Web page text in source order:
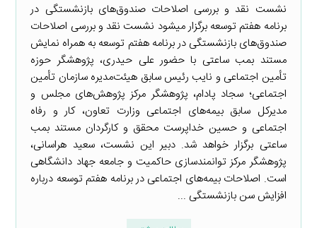
نشست نقد و بررسی اصلاحات صندوق‌های بازنشستگی در
برنامه هفتم توسعه برگزار میشود نشست نقد و بررسی اصلاحات
صندوق‌های بازنشستگی در برنامه هفتم توسعه به همراه نمایش
مستند بمب ساعتی با حضور علی حیدری، پژوهشگر حوزه
تأمین اجتماعی و نایب رئیس سابق هیئت‌مدیره سازمان تأمین
اجتماعی؛ سجاد پادام، پژوهشگر مرکز پژوهش‌های مجلس و
مدیرکل سابق بیمه‌های اجتماعی وزارت تعاون، کار و رفاه
اجتماعی و حسین خداپرست محقق و کارگردان مستند بمب
ساعتی برگزار خواهد شد. دبیر این نشست، سعید هراسانی،
پژوهشگر مرکز توانمندسازی حاکمیت و جامعه جهاد دانشگاهی
است. اصلاحات بیمه‌های اجتماعی در برنامه هفتم توسعه درباره
افزایش سن بازنشستگی ...